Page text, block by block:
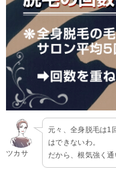
ツカサ
元々、全身脱毛は1
はできないわ。
だから、根気強く通